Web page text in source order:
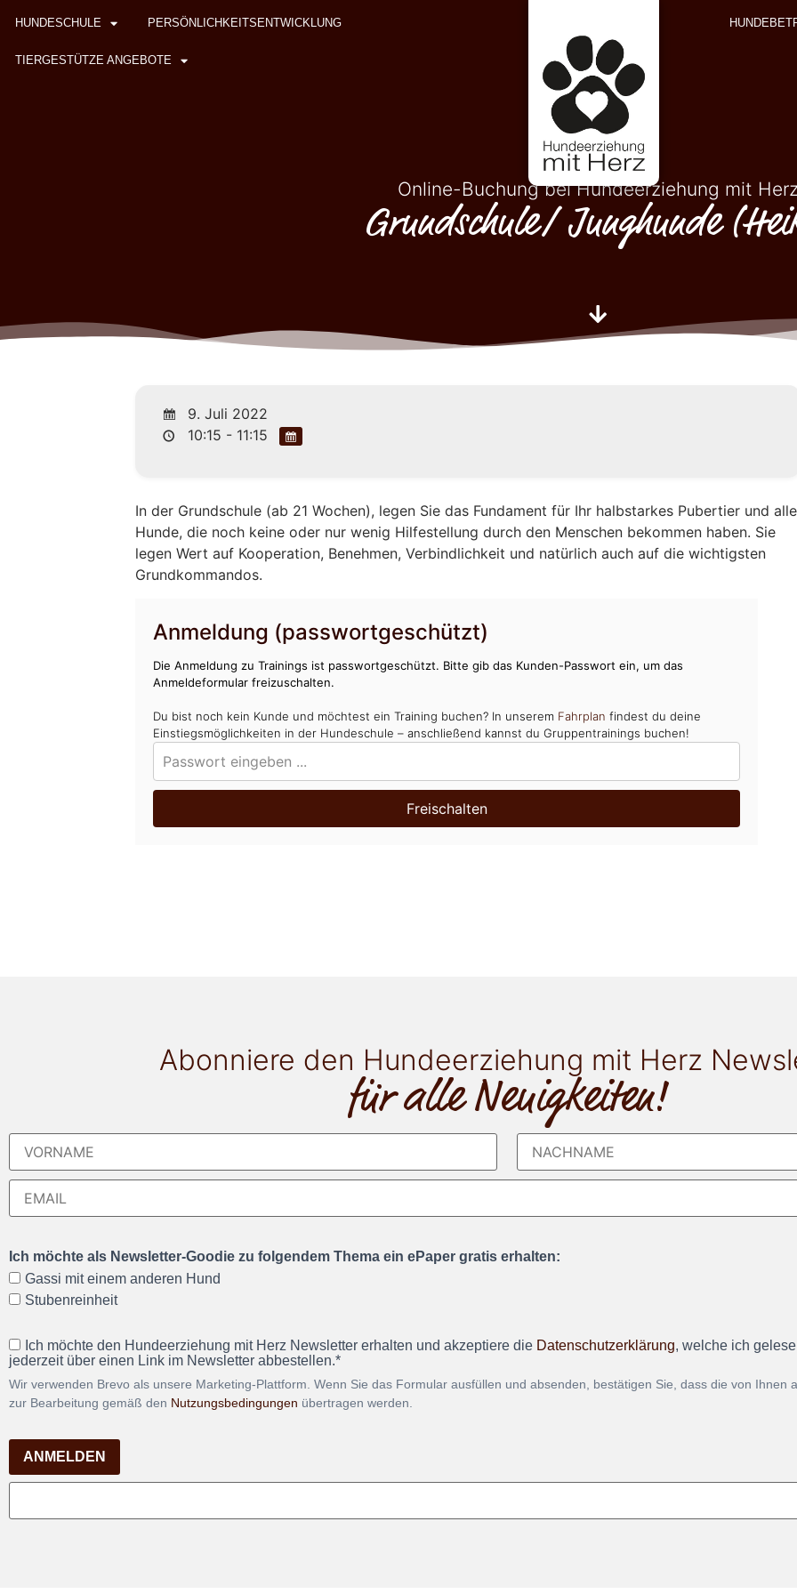
HUNDESCHULE PERSÖNLICHKEITSENTWICKLUNG
TIERGESTÜTZE ANGEBOTE
Online-Buchung bei Hundeerziehung mit
Grundschule/ Junghunde
9. Juli 2022
10:15 - 11:15
In der Grundschule (ab 21 Wochen), legen Sie das Fundament für Ihr halbstarkes Pubertier und alle
Hunde, die noch keine oder nur wenig Hilfestellung durch den Menschen bekommen haben. Sie
legen Wert auf Kooperation, Benehmen, Verbindlichkeit und natürlich auch auf die wichtigsten
Grundkommandos.
Anmeldung (passwortgeschützt)
Die Anmeldung zu Trainings ist passwortgeschützt. Bitte gib das Kunden-Passwort ein, um das
Anmeldeformular freizuschalten.
Du bist noch kein Kunde und möchtest ein Training buchen? In unserem Fahrplan findest du deine
Einstiegsmöglichkeiten in der Hundeschule – anschließend kannst du Gruppentrainings buchen!
Freischalten
Abonniere den Hundeerziehung mit Herz
für alle Neuigkeiten!
Ich möchte als Newsletter-Goodie zu folgendem Thema ein ePaper gratis erhalten:
Gassi mit einem anderen Hund
Stubenreinheit
Ich möchte den Hundeerziehung mit Herz Newsletter erhalten und akzeptiere die Datenschutzerklärung, welche ich
jederzeit über einen Link im Newsletter abbestellen.*
Wir verwenden Brevo als unsere Marketing-Plattform. Wenn Sie das Formular ausfüllen und absenden, bestätigen Sie, dass die von Ihnen
zur Bearbeitung gemäß den Nutzungsbedingungen übertragen werden.
ANMELDEN